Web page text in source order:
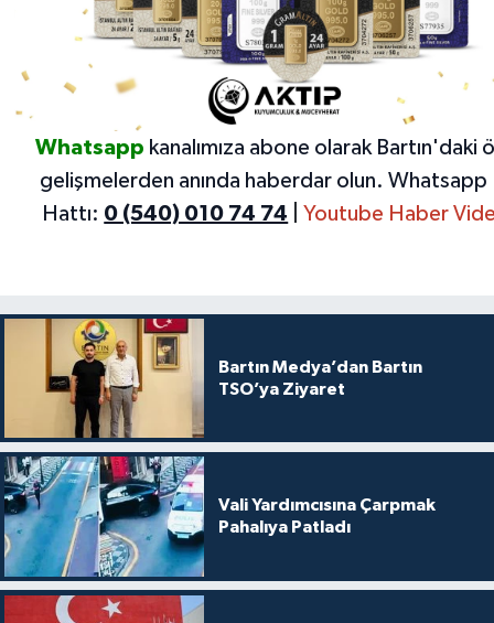
Whatsapp kanalımıza abone olarak Bartın'daki
gelişmelerden anında haberdar olun. Whatsapp
Hattı: 0 (540) 010 74 74 Youtube Haber
Bartın Medya’dan Bartın
TSO’ya Ziyaret
Vali Yardımcısına Çarpmak
Pahalıya Patladı